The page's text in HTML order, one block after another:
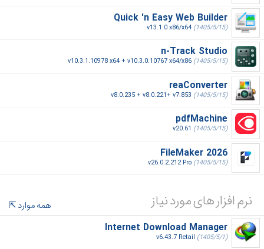
Quick 'n Easy Web Builder
v13.1.0 x86/x64 (1405/5/15)
n-Track Studio
v10.3.1.10978 x64 + v10.3.0.10767 x64/x86 (1405/5/15)
reaConverter
v8.0.235 + v8.0.221+ v7.853 (1405/5/15)
pdfMachine
v20.61 (1405/5/15)
FileMaker 2026
v26.0.2.212 Pro (1405/5/15)
نرم افزار های مورد نیاز
همه موارد
Internet Download Manager
v6.43.7 Retail (1405/5/1)